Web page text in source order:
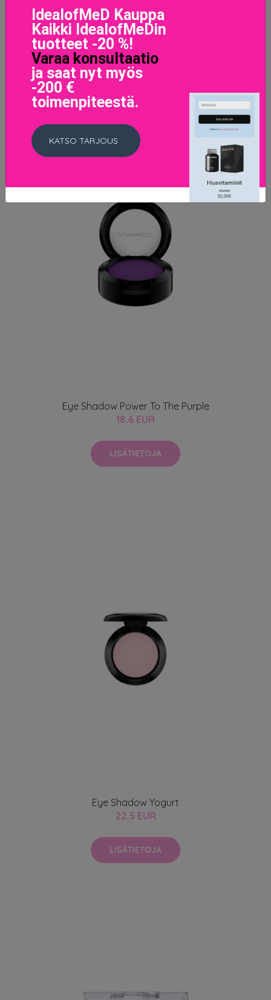
Colour Stick 517 Chin Of Gold
31 EUR
LISÄTIETOJA
Eye Shadow Power To The Purple
18.6 EUR
LISÄTIETOJA
Eye Shadow Yogurt
22.5 EUR
LISÄTIETOJA
IdealofMeD Kauppa
Kaikki IdealofMeDin
tuotteet -20 %!
Varaa konsultaatio
ja saat nyt myös
-200 €
toimenpiteestä.
KATSO TARJOUS